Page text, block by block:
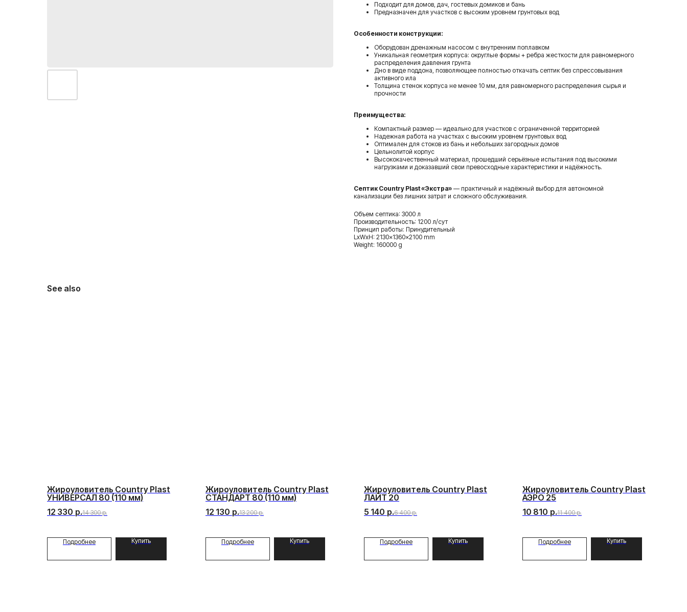
Подходит для домов, дач, гостевых домиков и бань
Предназначен для участков с высоким уровнем грунтовых вод
Особенности конструкции:
Оборудован дренажным насосом с внутренним поплавком
Уникальная геометрия корпуса: округлые формы + ребра жесткости для равномерного
распределения давления грунта
Дно в виде поддона, позволяющее полностью откачать септик без спрессовывания
активного ила
Толщина стенок корпуса не менее 10 мм, для равномерного распределения сырья и
прочности
Преимущества:
Компактный размер — идеально для участков с ограниченной территорией
Надежная работа на участках с высоким уровнем грунтовых вод
Оптимален для стоков из бань и небольших загородных домов
Цельнолитой корпус
Высококачественный материал, прошедший серьёзные испытания под высокими
нагрузками и доказавший свои превосходные характеристики и надёжность.
Септик Country Plast «Экстра» — практичный и надёжный выбор для автономной
канализации без лишних затрат и сложного обслуживания.
Объем септика: 3000 л
Производительность: 1200 л/сут
Принцип работы: Принудительный
LxWxH: 2130x1360x2100 mm
Weight: 160000 g
See also
Жироуловитель Country Plast
УНИВЕРСАЛ 80 (110 мм)
12 330 р.14 300 р.
Подробнее Купить
Жироуловитель Country Plast
СТАНДАРТ 80 (110 мм)
12 130 р.13 200 р.
Подробнее Купить
Жироуловитель Country Plast
ЛАЙТ 20
5 140 р.6 400 р.
Подробнее Купить
Жироуловитель Country Plast
АЭРО 25
10 810 р.11 400 р.
Подробнее Купить